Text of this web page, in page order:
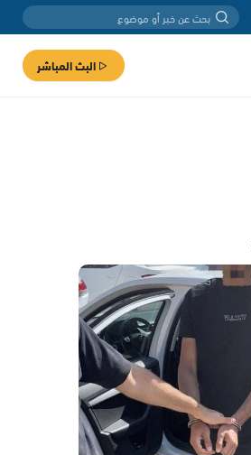
البث المباشر